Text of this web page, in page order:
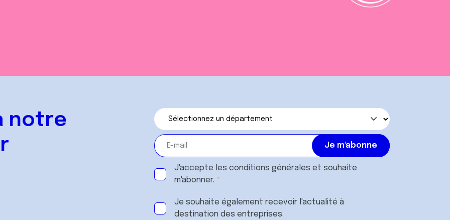
notre
J'accepte les conditions générales et souhaite
m'abonner.
Je souhaite également recevoir l'actualité à
destination des entreprises.